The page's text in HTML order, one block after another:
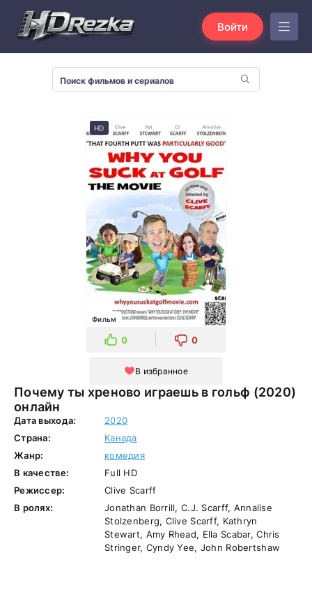
Войти
Почему ты хреново играешь в гольф (2020)
онлайн
HD
Фильм
0 0
В избранное
Дата выхода:
2020
Страна:
Канада
Жанр:
комедия
В качестве:
Full HD
Режиссер:
Clive Scarff
В ролях:
Jonathan Borrill, C.J. Scarff, Annalise
Stolzenberg, Clive Scarff, Kathryn
Stewart, Amy Rhead, Ella Scabar, Chris
Stringer, Cyndy Yee, John Robertshaw